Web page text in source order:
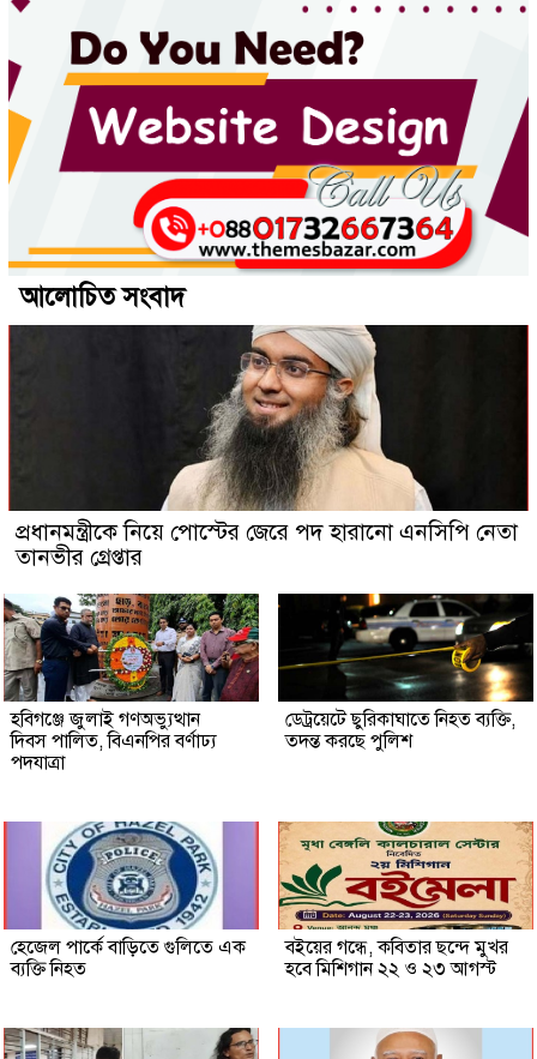
আলোচিত সংবাদ
প্রধানমন্ত্রীকে নিয়ে পোস্টের জেরে পদ হারানো এনসিপি নেতা
তানভীর গ্রেপ্তার
হবিগঞ্জে জুলাই গণঅভ্যুত্থান
দিবস পালিত, বিএনপির বর্ণাঢ্য
পদযাত্রা
ডেট্রয়েটে ছুরিকাঘাতে নিহত ব্যক্তি,
তদন্ত করছে পুলিশ
হেজেল পার্কে বাড়িতে গুলিতে এক
ব্যক্তি নিহত
বইয়ের গন্ধে, কবিতার ছন্দে মুখর
হবে মিশিগান ২২ ও ২৩ আগস্ট